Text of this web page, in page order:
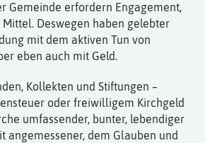
Gemeinde erfordern Engagement,
Deswegen haben gelebter
mit dem aktiven Tun von
eben auch mit Geld.
Kollekten und Stiftungen –
oder freiwilligem Kirchgeld
umfassender, bunter, lebendiger
angemessener, dem Glauben und